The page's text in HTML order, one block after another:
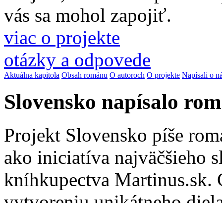
vás sa mohol zapojiť.
viac o projekte
otázky a odpovede
Aktuálna kapitola Obsah románu O autoroch O projekte Napísali o
Slovensko napísalo
Projekt Slovensko píše
ako iniciatíva najväčšieho
kníhkupectva